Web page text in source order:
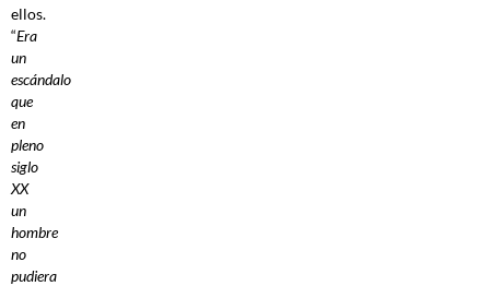
ellos.
“Era
un
escándalo
que
en
pleno
siglo
XX
un
hombre
no
pudiera